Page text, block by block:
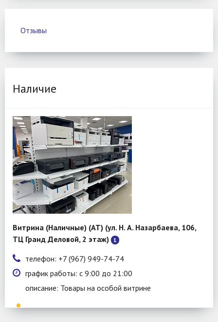
Отзывы
Наличие
Витрина (Наличные) (АТ) (ул. Н. А. Назарбаева, 106,
ТЦ Гранд Деловой, 2 этаж) 1
телефон: +7 (967) 949-74-74
график работы: с 9:00 до 21:00
описание: Товары на особой витрине